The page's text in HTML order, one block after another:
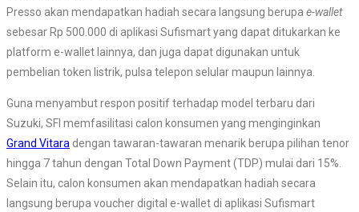
Presso akan mendapatkan hadiah secara langsung berupa e-wallet
sebesar Rp 500.000 di aplikasi Sufismart yang dapat ditukarkan ke
platform e-wallet lainnya, dan juga dapat digunakan untuk
pembelian token listrik, pulsa telepon selular maupun lainnya.
Guna menyambut respon positif terhadap model terbaru dari
Suzuki, SFI memfasilitasi calon konsumen yang menginginkan
Grand Vitara dengan tawaran-tawaran menarik berupa pilihan tenor
hingga 7 tahun dengan Total Down Payment (TDP) mulai dari 15%.
Selain itu, calon konsumen akan mendapatkan hadiah secara
langsung berupa voucher digital e-wallet di aplikasi Sufismart